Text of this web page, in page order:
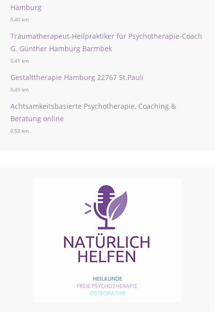
Hamburg
0,40 km
Traumatherapeut-Heilpraktiker für Psychotherapie-Coach
G. Günther Hamburg Barmbek
0,41 km
Gestalttherapie Hamburg 22767 St.Pauli
0,49 km
Achtsamkeitsbasierte Psychotherapie, Coaching &
Beratung online
0,52 km